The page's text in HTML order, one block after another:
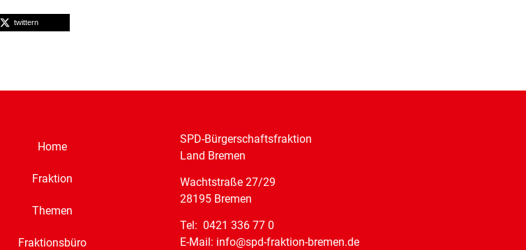
twittern
Home
Fraktion
Themen
Fraktionsbüro
SPD-Bürgerschaftsfraktion
Land Bremen
Wachtstraße 27/29
28195 Bremen
Tel: 0421 336 77 0
E-Mail: info@spd-fraktion-bremen.de